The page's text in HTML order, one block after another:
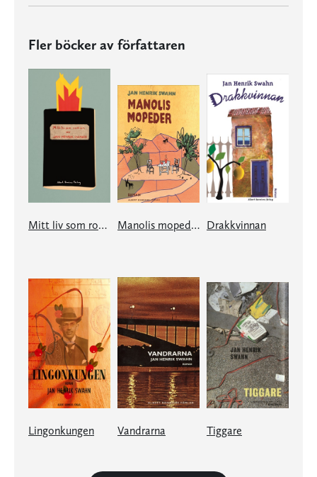
Fler böcker av författaren
Mitt liv som roman Manolis mopeder Drakkvinnan
Lingonkungen Vandrarna Tiggare